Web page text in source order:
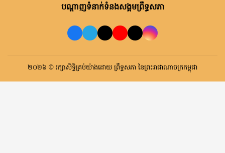
បណ្តាញទំនាក់ទំនងសង្គមព្រឹទ្ធសភា
២០២៦ © រក្សាសិទ្ធិគ្រប់យ៉ាងដោយ ព្រឹទ្ធសភា នៃព្រះរាជាណាចក្រកម្ពុជា